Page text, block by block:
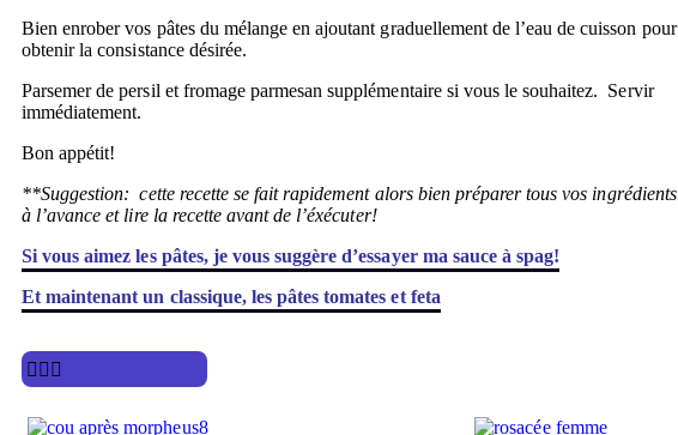
Bien enrober vos pâtes du mélange en ajoutant graduellement de l’eau de cuisson pour
obtenir la consistance désirée.
Parsemer de persil et fromage parmesan supplémentaire si vous le souhaitez. Servir
immédiatement.
Bon appétit!
**Suggestion: cette recette se fait rapidement alors bien préparer tous vos ingrédients
à l’avance et lire la recette avant de l’éxécuter!
Si vous aimez les pâtes, je vous suggère d’essayer ma sauce à spag!
Et maintenant un classique, les pâtes tomates et feta